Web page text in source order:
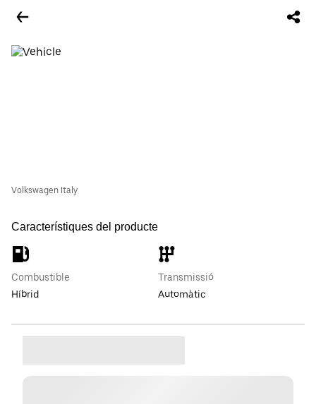
Volkswagen Italy
Característiques del producte
Combustible
Híbrid
Transmissió
Automàtic